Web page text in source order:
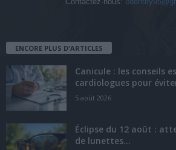
ENCORE PLUS D'ARTICLES
Canicule : les conseils
cardiologues pour
5 août 2026
Éclipse du 12 août :
de lunettes...